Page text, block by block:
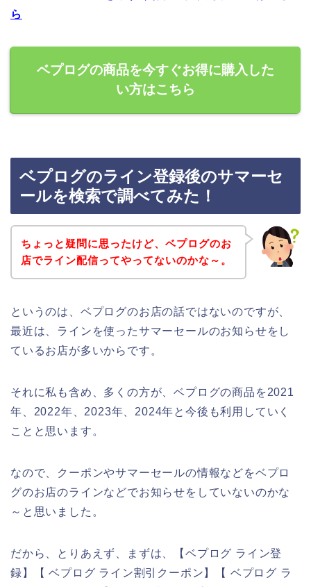
ら
ベプログの商品を今すぐお得に購入した
い方はこちら
ベプログのライン登録後のサマーセ
ールを検索で調べてみた！
ちょっと疑問に思ったけど、ベプログのお
店でライン配信ってやってないのかな～。
というのは、ベプログのお店の話ではないのですが、
最近は、ラインを使ったサマーセールのお知らせをし
ているお店が多いからです。
それに私も含め、多くの方が、ベプログの商品を2021
年、2022年、2023年、2024年と今後も利用していく
ことと思います。
なので、クーポンやサマーセールの情報などをベプロ
グのお店のラインなどでお知らせをしていないのかな
～と思いました。
だから、とりあえず、まずは、【ベプログ ライン登
録】【 ベプログ ライン割引クーポン】【 ベプログ ラ